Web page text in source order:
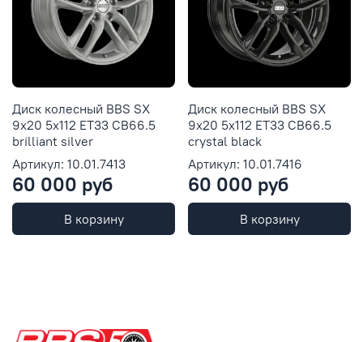
Диск колесный BBS SX
9x20 5x112 ET33 CB66.5
brilliant silver
Артикул: 10.01.7413
60 000 руб
В корзину
Диск колесный BBS SX
9x20 5x112 ET33 CB66.5
crystal black
Артикул: 10.01.7416
60 000 руб
В корзину